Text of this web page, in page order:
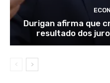
Durigan afirma que
resultado dos